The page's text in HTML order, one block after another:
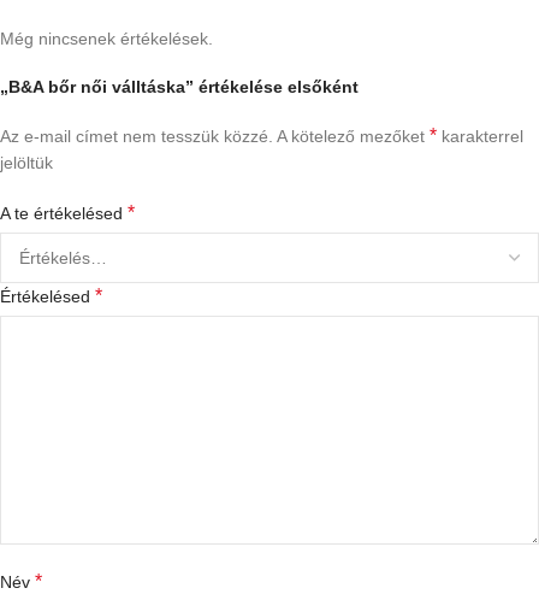
Még nincsenek értékelések.
„B&A bőr női válltáska” értékelése elsőként
Az e-mail címet nem tesszük közzé. A kötelező mezőket * karakterrel
jelöltük
A te értékelésed *
Értékelésed *
Név *